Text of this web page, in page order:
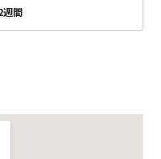
週間